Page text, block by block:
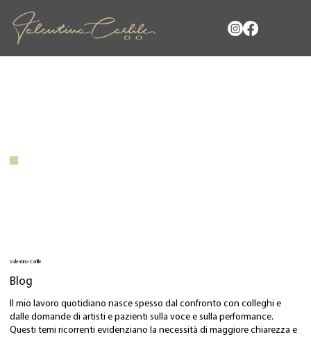
Valentina Carlile
Blog
Il mio lavoro quotidiano nasce spesso dal confronto con colleghi e
dalle domande di artisti e pazienti sulla voce e sulla performance.
Questi temi ricorrenti evidenziano la necessità di maggiore chiarezza e